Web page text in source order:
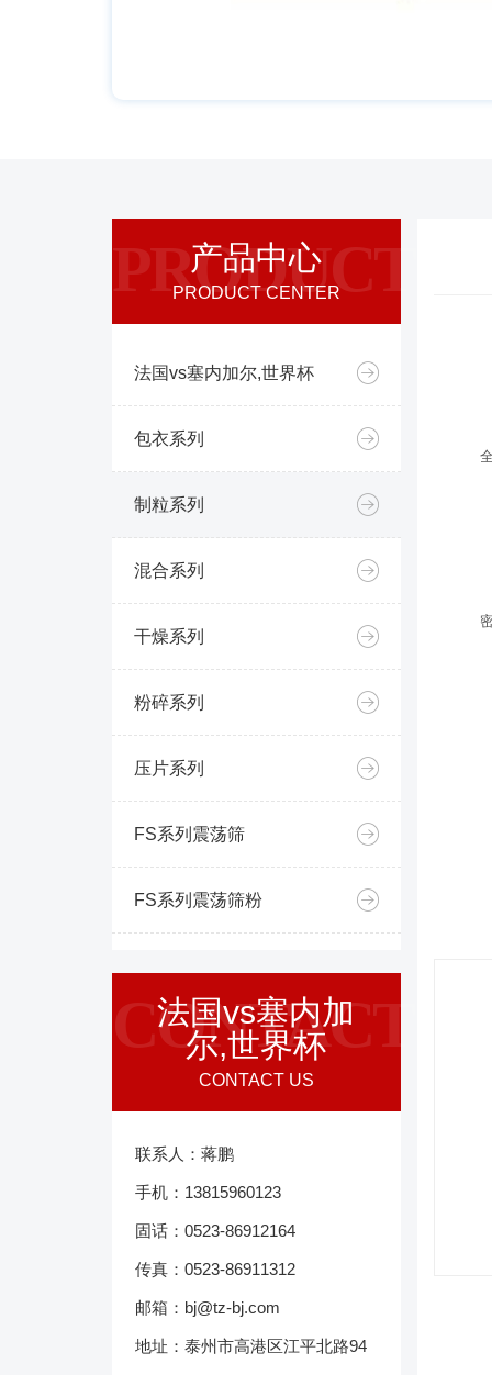
产品中心
PRODUCT CENTER
PRODUCT
法国vs塞内加尔,世界杯
包衣系列
制粒系列
混合系列
干燥系列
粉碎系列
压片系列
FS系列震荡筛
FS系列震荡筛粉
法国vs塞内加
尔,世界杯
CONTACT US
CONTACT
联系人：蒋鹏
手机：13815960123
固话：0523-86912164
传真：0523-86911312
邮箱：bj@tz-bj.com
地址：泰州市高港区江平北路94